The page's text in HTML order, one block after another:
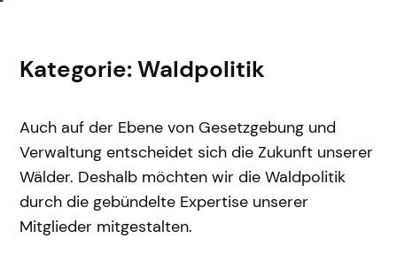
Kategorie: Waldpolitik
Auch auf der Ebene von Gesetzgebung und
Verwaltung entscheidet sich die Zukunft unserer
Wälder. Deshalb möchten wir die Waldpolitik
durch die gebündelte Expertise unserer
Mitglieder mitgestalten.